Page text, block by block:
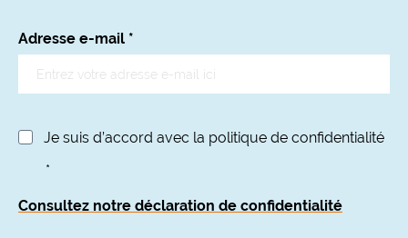
Adresse e-mail *
Je suis d’accord avec la politique de confidentialité
*
Consultez notre déclaration de confidentialité